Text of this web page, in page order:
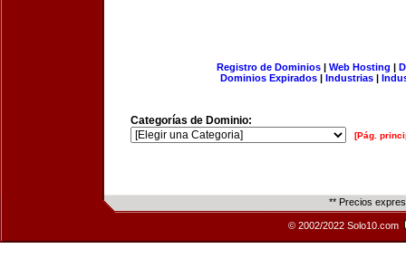
Registro de Dominios| Web Hosting |
Dominios Expirados | Industrias |
Categorías de Dominio:
[Pág.
** Precios
© 2002/2022 Solo10.com